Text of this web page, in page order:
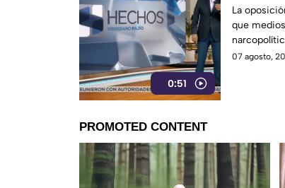
0:51
La
que
07 agosto,